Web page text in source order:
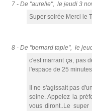
7 - De "aurelie", le jeudi 3
Super soirée Merci le
8 - De "bernard tapie", le
c'est marrant ça, pas
l'espace de 25
Il ne s'agissait pas
seine. Appelez la
vous diront..Le